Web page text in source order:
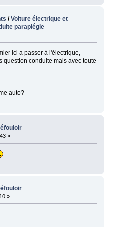
/Voiture électrique et
paraplégie
ici a passer à l'électrique,
question conduite mais avec toute
auto?
»
»